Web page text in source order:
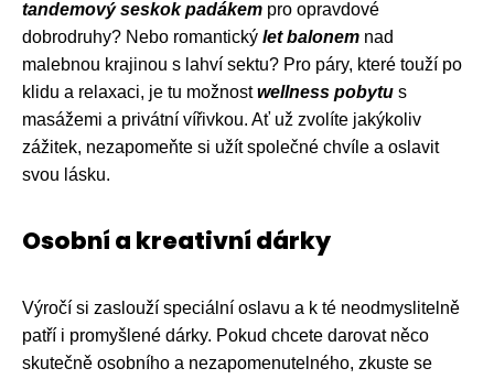
tandemový seskok padákem pro opravdové
dobrodruhy? Nebo romantický let balonem nad
malebnou krajinou s lahví sektu? Pro páry, které touží po
klidu a relaxaci, je tu možnostwellness pobytu s
masážemi a privátní vířivkou. Ať už zvolíte jakýkoliv
zážitek, nezapomeňte si užít společné chvíle a oslavit
svou lásku.
Osobní a kreativní dárky
Výročí si zaslouží speciální oslavu a k té neodmyslitelně
patří i promyšlené dárky. Pokud chcete darovat něco
skutečně osobního a nezapomenutelného, zkuste se